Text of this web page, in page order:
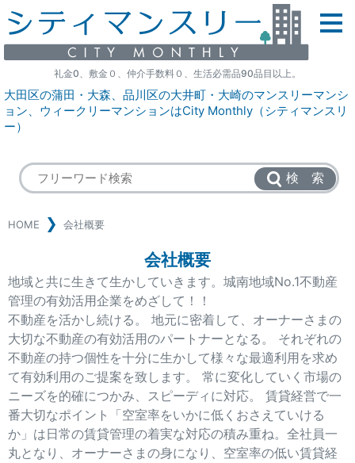
礼金0、敷金０、仲介手数料０、生活必需品90品目以上。
大田区の蒲田・大森、品川区の大井町・大崎のマンスリーマンシ
ョン、ウィークリーマンションはCity Monthly（シティマンスリ
ー）
検 索
HOME 会社概要
会社概要
地域と共に生きて生かしていきます。城南地域No.1不動産
管理の有効活用企業をめざして！！
不動産を活かし続ける。 地元に密着して、オーナーさまの
大切な不動産の有効活用のパートナーとなる。 それぞれの
不動産の持つ個性を十分に生かして様々な最適利用を求め
て有効利用のご提案を致します。 常に変化していく市場の
ニーズを的確につかみ、スピーディに対応。 賃貸経営で一
番大切なポイント「空室率をいかに低くおさえていける
か」は日常の賃貸管理の着実な対応の積み重ね。全社員一
丸となり、オーナーさまの身になり、空室率の低い賃貸経